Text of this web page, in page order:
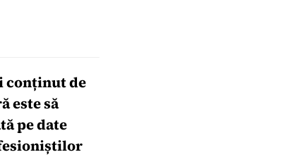
conținut de
este să
pe date